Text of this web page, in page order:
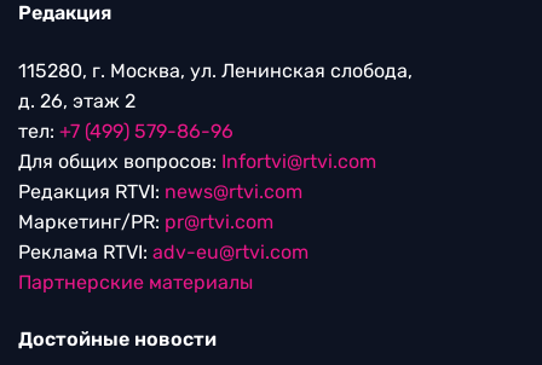
Редакция
115280, г. Москва, ул. Ленинская слобода,
д. 26, этаж 2
тел: +7 (499) 579-86-96
Для общих вопросов: Infortvi@rtvi.com
Редакция RTVI: news@rtvi.com
Маркетинг/PR: pr@rtvi.com
Реклама RTVI: adv-eu@rtvi.com
Партнерские материалы
Достойные новости